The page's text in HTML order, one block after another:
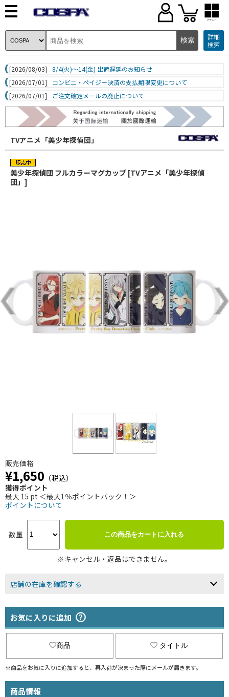
ブランド
詳細
検索
[2026/08/03]
8/4(火)～14(金) 出荷遅延のお知らせ
[2026/07/01]
コンビニ・ペイジー決済の支払期限変更について
[2026/07/01]
ご注文確定メールの廃止について
TVアニメ「美少年探偵団」
美少年探偵団 フルカラーマグカップ [TVアニメ「美少年探偵
団」]
販売価格
¥1,650 （税込）
獲得ポイント
最大 15 pt ＜最大1％ポイントバック！＞
ポイントについて
数量 この商品をカートに入れる
※キャンセル・返品はできません。
店舗の在庫を確認する
お気に入りに追加
商品 タイトル
※商品をお気に入りに追加すると、再入荷が決まった際にメールが届きます。
商品情報